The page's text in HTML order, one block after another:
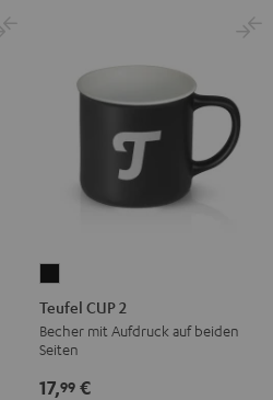
CUP
2
Schwarz
Teufel CUP 2
Becher mit Aufdruck auf beiden
Seiten
17,99 €